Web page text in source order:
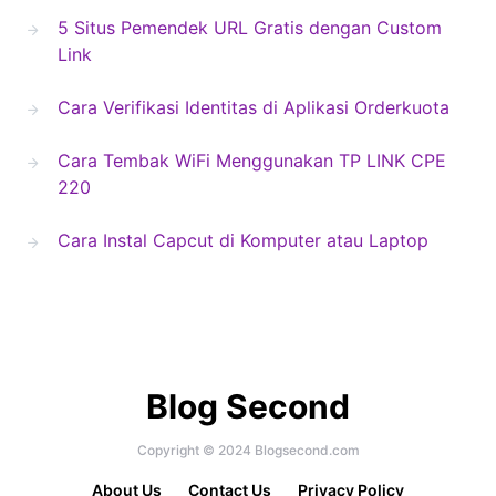
5 Situs Pemendek URL Gratis dengan Custom
Link
Cara Verifikasi Identitas di Aplikasi Orderkuota
Cara Tembak WiFi Menggunakan TP LINK CPE
220
Cara Instal Capcut di Komputer atau Laptop
Blog Second
Copyright © 2024 Blogsecond.com
About Us Contact Us Privacy Policy